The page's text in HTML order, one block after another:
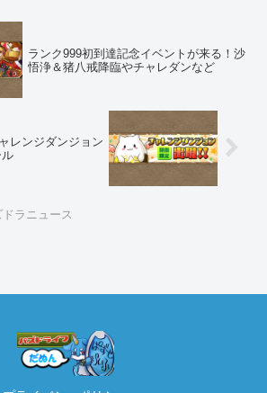
ランク999初到達記念イベントが来る！沙
悟浄＆猪八戒降臨やチャレダンなど
レンジダンジョン
ドラニュース